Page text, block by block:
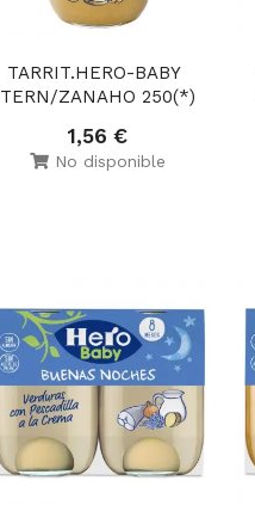
TARRIT.HERO-BABY
TERN/ZANAHO 250(*)
1,56 €
No disponible